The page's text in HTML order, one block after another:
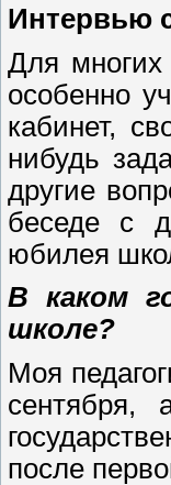
Интервью
Для
особенно
кабинет,
нибудь
другие
беседе с
юбилея
В каком
школе?
Моя
после